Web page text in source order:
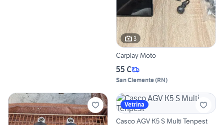
3
Carplay Moto
55 €
San Clemente(RN)
Vetrina
Casco AGV K5 S Multi Tenpest